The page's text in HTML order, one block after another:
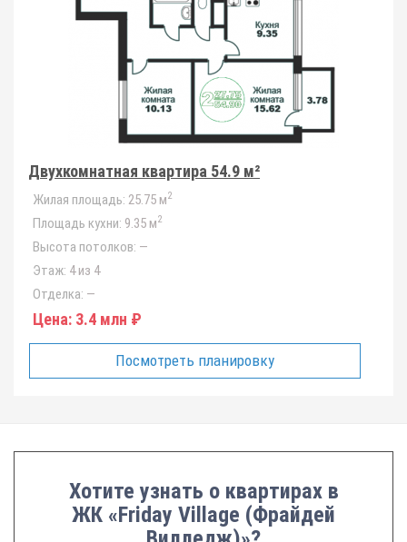
Двухкомнатная квартира 54.9 м²
Жилая площадь: 25.75 м2
Площадь кухни: 9.35 м2
Высота потолков: —
Этаж: 4 из 4
Отделка: —
Цена: 3.4 млн ₽
Посмотреть планировку
Хотите узнать о квартирах в
ЖК «Friday Village (Фрайдей